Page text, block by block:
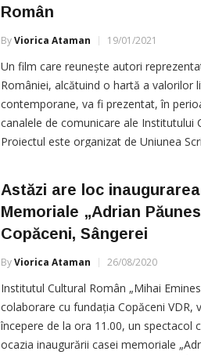
Român
ByViorica Ataman 19/01/2021
Un film care reunește autori
României, alcătuind o hartă a valorilor
contemporane, va fi prezentat, în
canalele de comunicare ale Institutului
Proiectul este organizat de Uniunea
Astăzi are loc
Memoriale „Adrian
Copăceni, Sângerei
ByViorica Ataman 26/08/2020
Institutul Cultural Român „Mihai
colaborare cu fundația Copăceni VDR,
începere de la ora 11.00, un spectacol
ocazia inaugurării casei memoriale